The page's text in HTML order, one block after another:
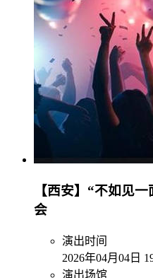
【西安】“不如见
会
演出时间
2026年04月04日
演出场馆